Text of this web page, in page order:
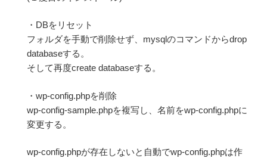
・DBをリセット
フォルダを手動で削除せず、mysqlのコマンドからdrop
databaseする。
そして再度create databaseする。
・wp-config.phpを削除
wp-config-sample.phpを複写し、名前をwp-config.phpに
変更する。
wp-config.phpが存在しないと自動でwp-config.phpは作